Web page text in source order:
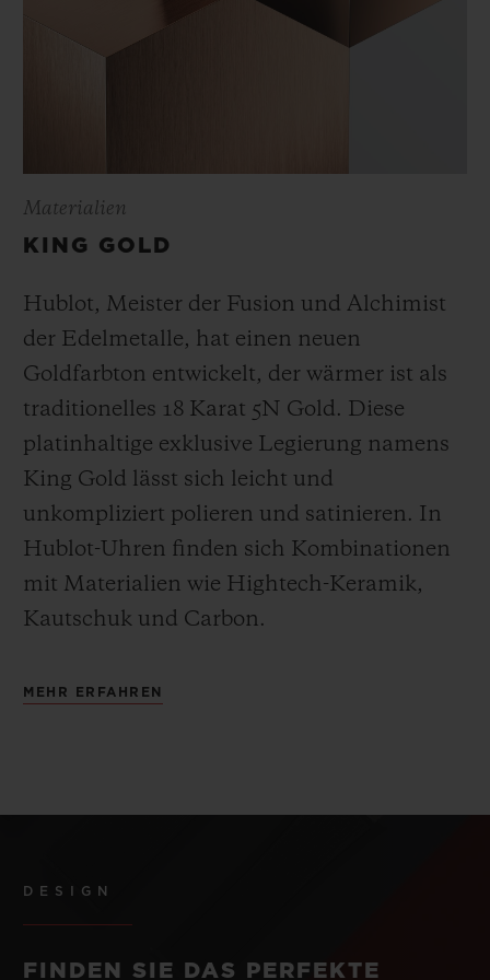
Materialien
KING GOLD
Hublot, Meister der Fusion und Alchimist
der Edelmetalle, hat einen neuen
Goldfarbton entwickelt, der wärmer ist als
traditionelles 18 Karat 5N Gold. Diese
platinhaltige exklusive Legierung namens
King Gold lässt sich leicht und
unkompliziert polieren und satinieren. In
Hublot-Uhren finden sich Kombinationen
mit Materialien wie Hightech-Keramik,
Kautschuk und Carbon.
MEHR ERFAHREN
DESIGN
FINDEN SIE DAS PERFEKTE